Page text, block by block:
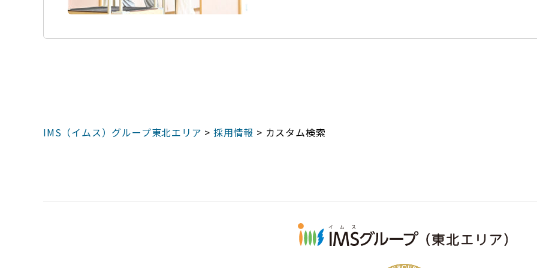
IMS（イムス）グループ東北エリア >採用情報 > カスタム検索